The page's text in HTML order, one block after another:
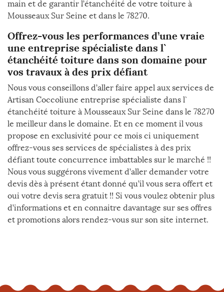
main et de garantir l’étanchéité de votre toiture à
Mousseaux Sur Seine et dans le 78270.
Offrez-vous les performances d’une vraie
une entreprise spécialiste dans l`
étanchéité toiture dans son domaine pour
vos travaux à des prix défiant
Nous vous conseillons d’aller faire appel aux services de
Artisan Coccoliune entreprise spécialiste dans l`
étanchéité toiture à Mousseaux Sur Seine dans le 78270
le meilleur dans le domaine. Et en ce moment il vous
propose en exclusivité pour ce mois ci uniquement
offrez-vous ses services de spécialistes à des prix
défiant toute concurrence imbattables sur le marché !!
Nous vous suggérons vivement d’aller demander votre
devis dès à présent étant donné qu’il vous sera offert et
oui votre devis sera gratuit !! Si vous voulez obtenir plus
d’informations et en connaitre davantage sur ses offres
et promotions alors rendez-vous sur son site internet.